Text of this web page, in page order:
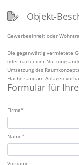
Objekt-
Gewerbeeinheit oder
Die gegenwärtig vermietete
oder nach einer
Umsetzung des
Fläche sanitäre Anlagen
Formular für
Firma*
Name*
Vorname
Zulassung*